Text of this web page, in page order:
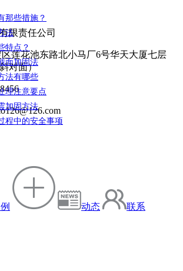
那些措施？
法
特点？
面加固法
法有哪些
理注意要点
加固方法
程中的安全事项
限责任公司
莲花池东路北小马厂6号华天大厦七层
对面）
动态 联系